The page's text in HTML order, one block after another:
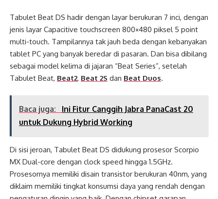
Tabulet Beat DS hadir dengan layar berukuran 7 inci, dengan
jenis layar Capacitive touchscreen 800×480 piksel 5 point
multi-touch. Tampilannya tak jauh beda dengan kebanyakan
tablet PC yang banyak beredar di pasaran. Dan bisa dibilang
sebagai model kelima di jajaran “Beat Series”, setelah
Tabulet Beat, Beat2, Beat 2S dan Beat Duos.
Baca juga:
Ini Fitur Canggih Jabra PanaCast 20
untuk Dukung Hybrid Working
Di sisi jeroan, Tabulet Beat DS didukung prosesor Scorpio
MX Dual-core dengan clock speed hingga 1.5GHz.
Prosesornya memiliki disain transistor berukuran 40nm, yang
diklaim memiliki tingkat konsumsi daya yang rendah dengan